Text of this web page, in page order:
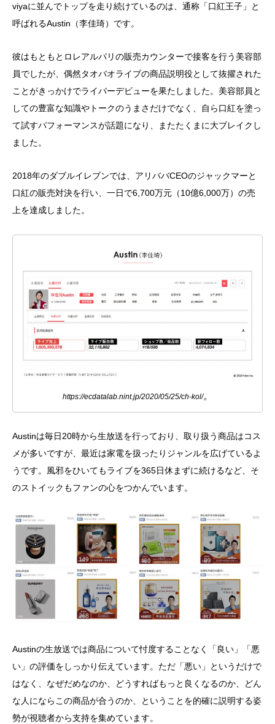
viyaに並んでトップを走り続けているのは、通称「口紅王子」と
呼ばれるAustin（李佳琦）です。
彼はもともとロレアルパリの販売カウンターで接客を行う美容部
員でしたが、偶然タオバオライブの商品説明役として抜擢された
ことがきっかけでライバーデビューを果たしました。美容部員と
しての豊富な知識やトークのうまさだけでなく、自ら口紅を塗っ
て試すパフォーマンスが話題になり、またたくまに大ブレイクし
ました。
2018年のダブルイレブンでは、アリババCEOのジャックマーと
口紅の販売対決を行い、一日で6,700万元（10億6,000万）の売
上を達成しました。
https://ecdatalab.nint.jp/2020/05/25/ch-kol/。
Austinは毎日20時から生放送を行っており、取り扱う商品はコス
メが多いですが、最近は家電を扱ったりジャンルを広げているよ
うです。風邪をひいてもライブを365日休まずに続けるなど、そ
のストイックもファンの心をつかんでいます。
Austinの生放送では商品について忖度することなく「良い」「悪
い」の評価をしっかり伝えています。ただ「悪い」というだけで
はなく、なぜだめなのか、どうすればもっと良くなるのか、どん
な人にならこの商品が合うのか、ということを的確に説明する姿
勢が視聴者から支持を集めています。